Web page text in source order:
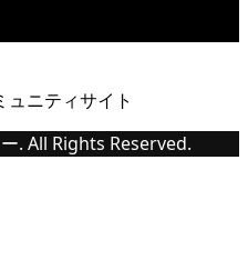
ニティサイト
. All Rights Reserved.